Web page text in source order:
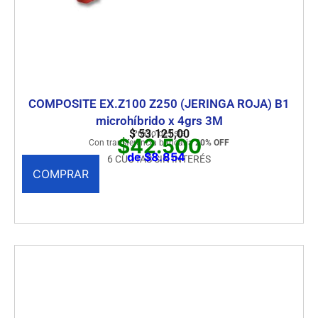
COMPOSITE EX.Z100 Z250 (JERINGA ROJA) B1
microhíbrido x 4grs 3M
Precio de lista
$53.125,00
Con transferencia bancaria20% OFF
$42.500
6 CUOTAS SIN INTERÉS
de $8.854
COMPRAR